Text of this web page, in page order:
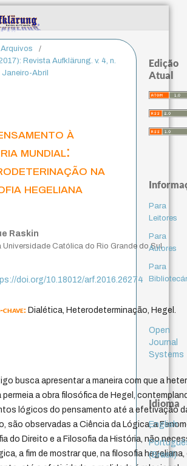
Arquivos
/
Revista Aufklärung. v. 4, n.
Abril
à
mundial:
na
hegeliana
Raskin
Universidade Católica do Rio Grande do Sul
doi.org/10.18012/arf.2016.26274
chave:Dialética, Heterodeterminação, Hegel.
busca apresentar a maneira com que a
permeia a obra filosófica de Hegel,
lógicos do pensamento até a efetivação
são observadas a Ciência da Lógica, a
do Direito e a Filosofia da História, não
a fim de mostrar que, na filosofia
Edição
Atual
Para
Leitores
Para
Autores
Para
Open
Journal
Systems
Idioma
English
(Brasil)